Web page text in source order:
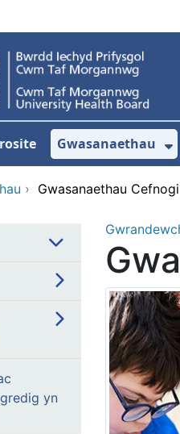
Gwasanaethau
› Gwasanaethau
yn